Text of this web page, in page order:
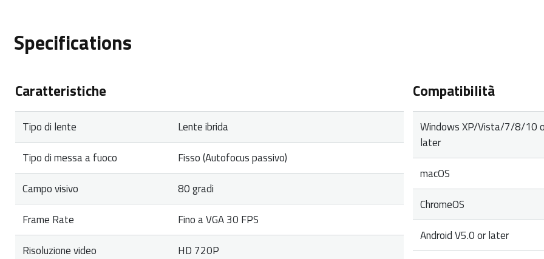
Specifications
Caratteristiche
Tipo di lente
Lente ibrida
Tipo di messa a fuoco
Fisso (Autofocus passivo)
Campo visivo
80 gradi
Frame Rate
Fino a VGA 30 FPS
Risoluzione video
HD 720P
Compatibilità
Windows XP/Vista/7/8/10
later
macOS
ChromeOS
Android V5.0 or later